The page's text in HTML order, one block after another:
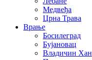
Медвеђа
Црна Трава
Врање
Босилеград
Бујановац
Владичин Хан